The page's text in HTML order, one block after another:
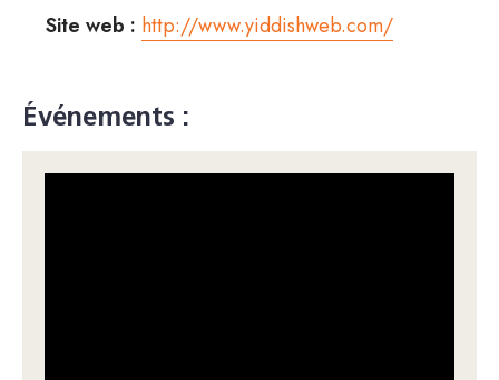
Site web : http://www.yiddishweb.com/
Événements :